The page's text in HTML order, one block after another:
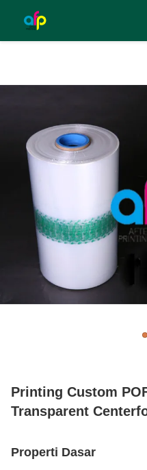
Printing Custom
Transparent
Properti Dasar